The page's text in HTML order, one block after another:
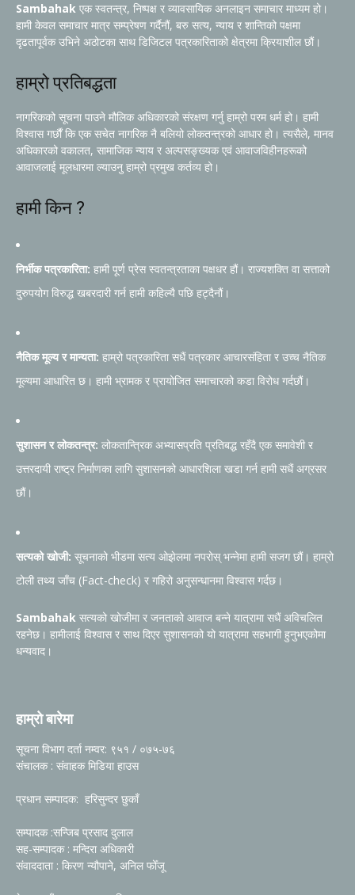
Sambahak एक स्वतन्त्र, निष्पक्ष र व्यावसायिक अनलाइन समाचार माध्यम हो।
हामी केवल समाचार मात्र सम्प्रेषण गर्दैनौं, बरु सत्य, न्याय र शान्तिको पक्षमा
दृढतापूर्वक उभिने अठोटका साथ डिजिटल पत्रकारिताको क्षेत्रमा क्रियाशील छौं।
हाम्रो प्रतिबद्धता
नागरिकको सूचना पाउने मौलिक अधिकारको संरक्षण गर्नु हाम्रो परम धर्म हो। हामी
विश्वास गर्छौं कि एक सचेत नागरिक नै बलियो लोकतन्त्रको आधार हो। त्यसैले, मानव
अधिकारको वकालत, सामाजिक न्याय र अल्पसङ्ख्यक एवं आवाजविहीनहरूको
आवाजलाई मूलधारमा ल्याउनु हाम्रो प्रमुख कर्तव्य हो।
हामी किन ?
निर्भीक पत्रकारिता: हामी पूर्ण प्रेस स्वतन्त्रताका पक्षधर हौं। राज्यशक्ति वा सत्ताको
दुरुपयोग विरुद्ध खबरदारी गर्न हामी कहिल्यै पछि हट्दैनौं।
नैतिक मूल्य र मान्यता: हाम्रो पत्रकारिता सधैं पत्रकार आचारसंहिता र उच्च नैतिक
मूल्यमा आधारित छ। हामी भ्रामक र प्रायोजित समाचारको कडा विरोध गर्दछौं।
सुशासन र लोकतन्त्र: लोकतान्त्रिक अभ्यासप्रति प्रतिबद्ध रहँदै एक समावेशी र
उत्तरदायी राष्ट्र निर्माणका लागि सुशासनको आधारशिला खडा गर्न हामी सधैं अग्रसर
छौं।
सत्यको खोजी: सूचनाको भीडमा सत्य ओझेलमा नपरोस् भन्नेमा हामी सजग छौं। हाम्रो
टोली तथ्य जाँच (Fact-check) र गहिरो अनुसन्धानमा विश्वास गर्दछ।
Sambahak सत्यको खोजीमा र जनताको आवाज बन्ने यात्रामा सधैं अविचलित
रहनेछ। हामीलाई विश्वास र साथ दिएर सुशासनको यो यात्रामा सहभागी हुनुभएकोमा
धन्यवाद।
हाम्रो बारेमा
सूचना विभाग दर्ता नम्वर: ९५१ / ०७५-७६
संचालक : संवाहक मिडिया हाउस
प्रधान सम्पादक: हरिसुन्दर छुकाँ
सम्पादक :सन्जिब प्रसाद दुलाल
सह-सम्पादक : मन्दिरा अधिकारी
संवाददाता : किरण न्यौपाने, अनिल फोँजू